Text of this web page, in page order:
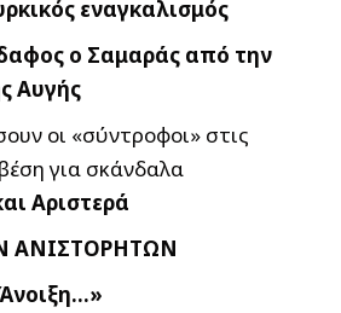
εναγκαλισμός
ο Σαμαράς από την
Αυγής
οι «σύντροφοι» στις
για σκάνδαλα
Αριστερά
ΑΝΙΣΤΟΡΗΤΩΝ